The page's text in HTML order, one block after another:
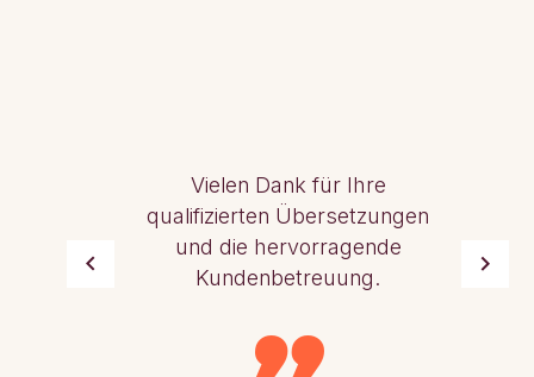
Vielen Dank für Ihre
qualifizierten Übersetzungen
und die hervorragende
Kundenbetreuung.